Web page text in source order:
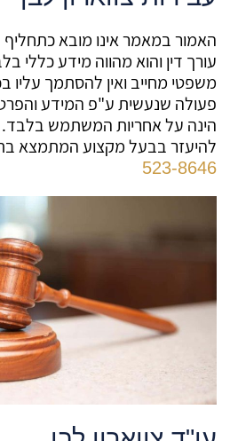
האמור במאמר אינו מובא
עורך דין והוא מהווה מידע כללי
משפטי מחייב ואין להסתמך עליו
פעולה שנעשית ע"פ המידע
הינה על אחריות המשתמש בלבד.
להיעזר בבעל מקצוע המתמצא
523-8646